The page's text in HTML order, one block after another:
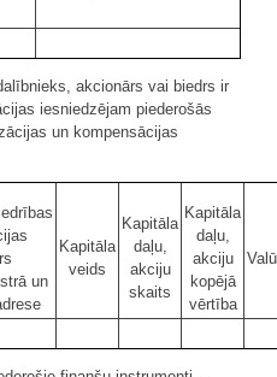
akcionārs vai biedrs ir
iesniedzējam piederošās
un kompensācijas
un
Kapitāla
veids
Kapitāla
daļu,
akciju
skaits
Kapitāla
daļu,
akciju
kopējā
vērtība